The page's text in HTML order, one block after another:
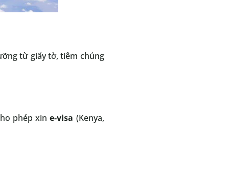
từ giấy tờ, tiêm chủng
phép xine-visa (Kenya,